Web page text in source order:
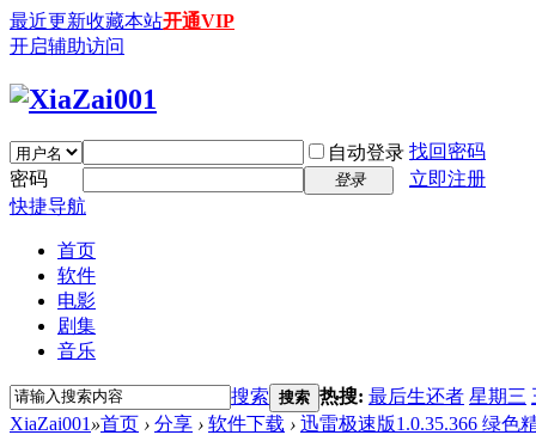
最近更新收藏本站开通VIP
开启辅助访问
自动登录 找回密码
密码
登录
立即注册
快捷导航
首页
软件
电影
剧集
音乐
搜索 搜索 热搜: 最后生还者 星期三
XiaZai001 »首页 › 分享 › 软件下载 › 迅雷极速版1.0.35.366 绿色